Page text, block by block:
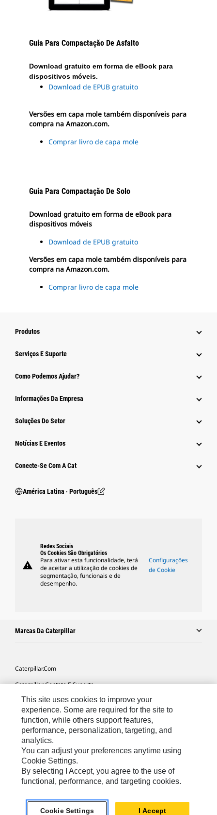
Guia Para Compactação De Asfalto
Download gratuito em forma de eBook para
dispositivos móveis.
Download de EPUB gratuito
Versões em capa mole também disponíveis para
compra na Amazon.com.
Comprar livro de capa mole
Guia Para Compactação De Solo
Download gratuito em forma de eBook para
dispositivos móveis
Download de EPUB gratuito
Versões em capa mole também disponíveis para
compra na Amazon.com.
Comprar livro de capa mole
Produtos
Serviços E Suporte
Como Podemos Ajudar?
Informações Da Empresa
Soluções Do Setor
Notícias E Eventos
Conecte-Se Com A Cat
América Latina ‧ Português
warning
Redes Sociais
Os Cookies São Obrigatórios
Para ativar esta funcionalidade, terá
de aceitar a utilização de cookies de
segmentação, funcionais e de
desempenho.
Configurações
de Cookie
Marcas Da Caterpillar
Caterpillar.com
Caterpillar Contato E Suporte
Minhas Preferências De Marketing
Mapa Do Local
Cookie Settings
Legal
Privacidade
Portuguese
reservados.
This site uses cookies to improve your
experience. Some are required for the site to
function, while others support features,
performance, personalization, targeting, and
analytics.
You can adjust your preferences anytime using
Cookie Settings.
By selecting I Accept, you agree to the use of
functional, performance, and targeting cookies.
Cookie Settings I Accept